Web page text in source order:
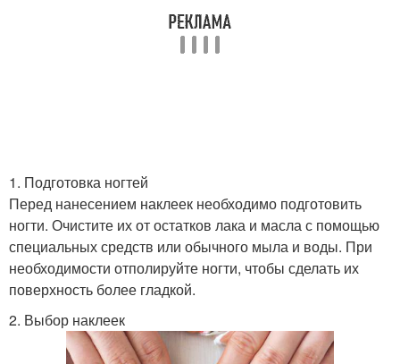
1. Подготовка ногтей
Перед нанесением наклеек необходимо подготовить
ногти. Очистите их от остатков лака и масла с помощью
специальных средств или обычного мыла и воды. При
необходимости отполируйте ногти, чтобы сделать их
поверхность более гладкой.
2. Выбор наклеек